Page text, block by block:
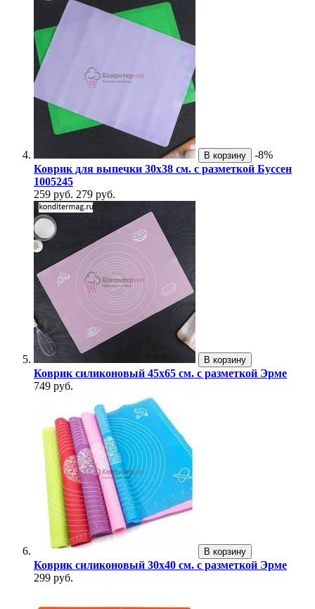
В корзину
-8%
Коврик для выпечки 30х38 см. с разметкой Буссен
1005245
259 руб. 279 руб.
В корзину
Коврик силиконовый 45х65 см. с разметкой Эрме
749 руб.
В корзину
Коврик силиконовый 30х40 см. с разметкой Эрме
299 руб.